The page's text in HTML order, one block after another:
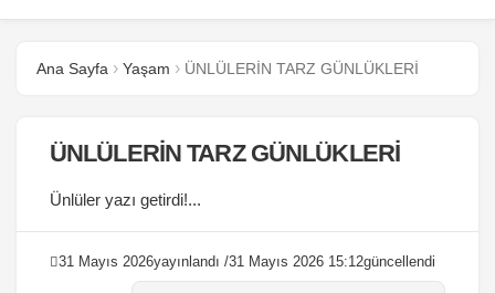
Danla Bilic ile Reynmen Miami’de tatilde
Ana Sayfa Yaşam ÜNLÜLERİN TARZ GÜNLÜKLERİ
ÜNLÜLERİN TARZ GÜNLÜKLERİ
Ünlüler yazı getirdi!...
31 Mayıs 2026yayınlandı /31 Mayıs 2026 15:12güncellendi